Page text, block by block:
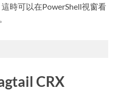
時可以在PowerShell視窗看
CRX